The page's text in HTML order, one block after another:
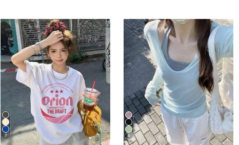
7 6